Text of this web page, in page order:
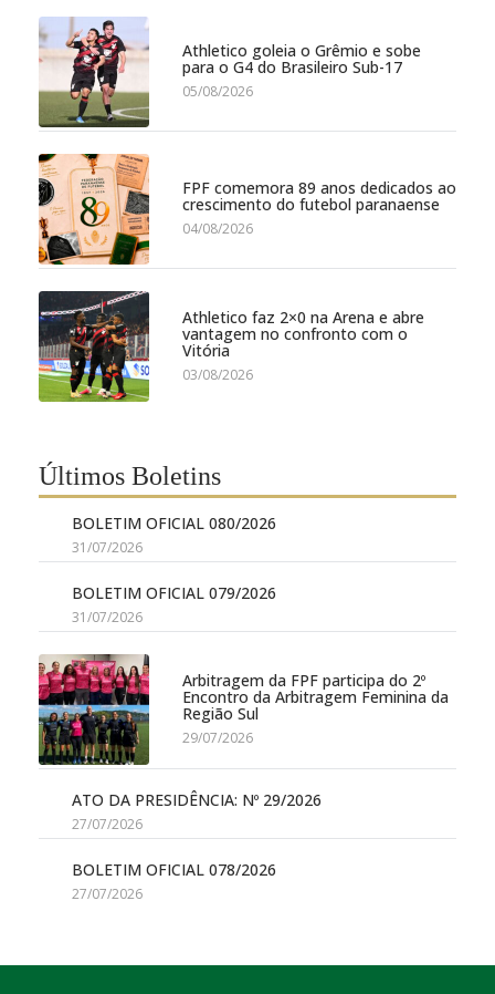
Athletico goleia o Grêmio e sobe
para o G4 do Brasileiro Sub-17
05/08/2026
FPF comemora 89 anos dedicados ao
crescimento do futebol paranaense
04/08/2026
Athletico faz 2×0 na Arena e abre
vantagem no confronto com o
Vitória
03/08/2026
Últimos Boletins
BOLETIM OFICIAL 080/2026
31/07/2026
BOLETIM OFICIAL 079/2026
31/07/2026
Arbitragem da FPF participa do 2º
Encontro da Arbitragem Feminina da
Região Sul
29/07/2026
ATO DA PRESIDÊNCIA: Nº 29/2026
27/07/2026
BOLETIM OFICIAL 078/2026
27/07/2026